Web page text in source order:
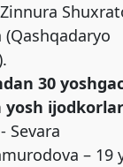
(Qashqadaryo
30
yosh
Sevara
– 19